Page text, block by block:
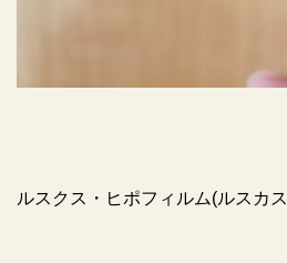
ルスクス・ヒポフィルム(ルスカス